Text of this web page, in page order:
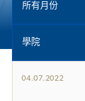
所有月份
學院
04.07.2022